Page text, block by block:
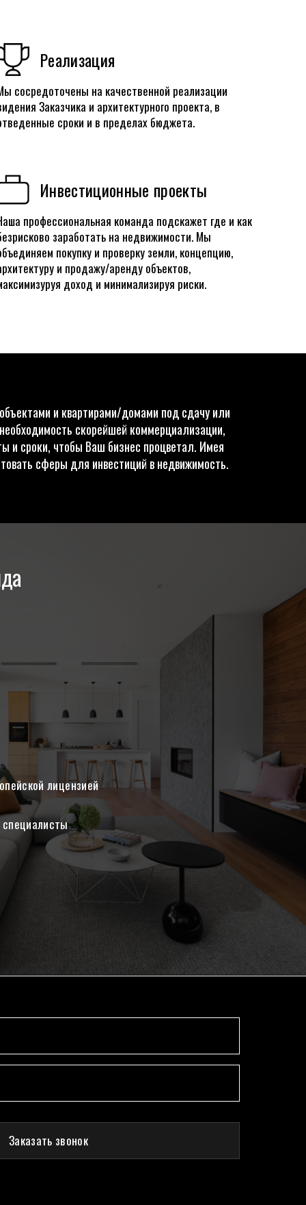
Реализация
сосредоточены на качественной реализации
Заказчика и архитектурного проекта, в
сроки и в пределах бюджета.
Инвестиционные проекты
профессиональная команда подскажет где и как
заработать на недвижимости. Мы
покупку и проверку земли, концепцию,
и продажу/аренду объектов,
доход и минимализируя риски.
и квартирами/домами под сдачу или
скорейшей коммерциализации,
и сроки, чтобы Ваш бизнес процветал. Имея
сферы для инвестиций в недвижимость.
лицензией